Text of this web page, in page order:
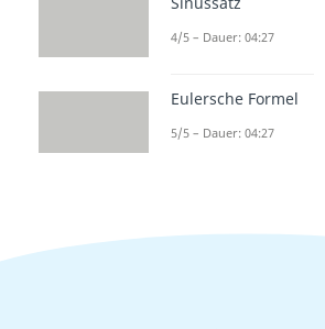
4/5 – Dauer: 04:27
Eulersche Formel
5/5 – Dauer: 04:27